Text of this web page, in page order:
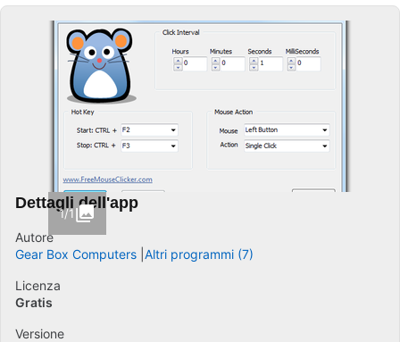
1/1
Dettagli dell'app
Autore
Gear Box Computers Altri programmi (7)
Licenza
Gratis
Versione